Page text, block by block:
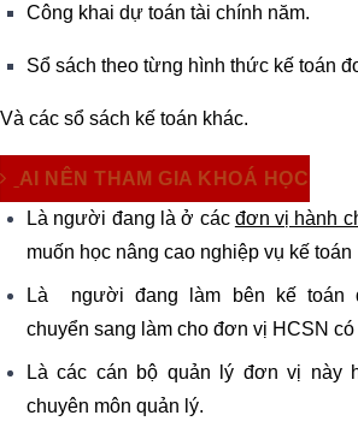
Công khai dự toán tài chính năm.
Sổ sách theo từng hình thức kế toán
Và các sổ sách kế toán khác.
AI NÊN THAM GIA KHOÁ HỌC
Là người đang là ở các đơn vị hành
muốn học nâng cao nghiệp vụ kế toán
Là người đang làm bên kế toán
chuyển sang làm cho đơn vị HCSN có
Là các cán bộ quản lý đơn vị này
chuyên môn quản lý.